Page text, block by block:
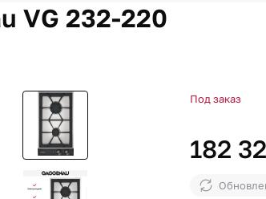
VG 232-220
Под заказ
182